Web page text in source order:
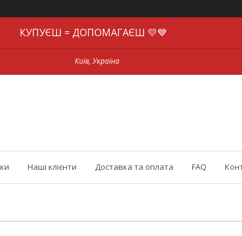
КУПУЄШ = ДОПОМАГАЄШ 💛💙
Київ, Україна
Наші клієнти Доставка та оплата FAQ